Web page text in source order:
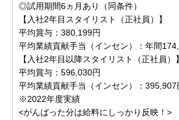
◎試用期間6ヵ月あり（同条件）
【入社2年目スタイリスト（正社員）】
平均賞与：380,199円
平均業績貢献手当（インセン）：年間
【入社2年目以降スタイリスト（正社員）】
平均賞与：596,030円
平均業績貢献手当（インセン）：395,907
※2022年度実績
<がんばった分は給料にしっかり反映！>